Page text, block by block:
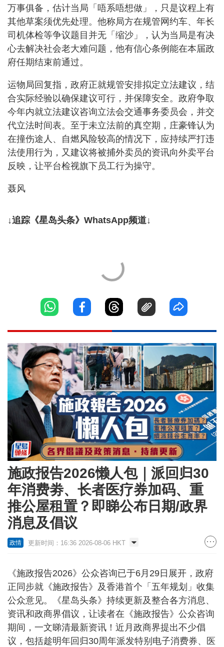
万事俱备，估计当局「唔系唔想做」，只是议程上有
其他草案须优先处理。他称局方在规管网约车、年长
司机体检等争议题目并无「缩沙」，认为当局是有决
心去解决社会老大难问题，他有信心条例能在本届政
府任期结束前通过。
运物局回复指，政府正就规管安排拟定立法建议，结
合实际经验以确保建议可行，并保障安全。政府争取
今年内就立法建议咨询立法会交通事务委员会，并交
代立法时间表。至于未立法前的真空期，庄豪锋认为
在撞伤途人、自燃风险较高的情况下，应持续严打违
法使用行为，又建议将被捕外卖员的资讯向外卖平台
反映，让平台检视旗下员工行为操守。
聂风
↓追踪《星岛头条》WhatsApp频道↓
施政报告2026懒人包｜派回归30
年消费劵、长者医疗券加码、重
推公屋租置？即睇公布日期/政界
消息及倡议
政情 更新时间：16:36 2026-08-06 HKT
《施政报告2026》公众咨询已于6月29日展开，政府
正同步就《施政报告》及香港首个「五年规划」收集
公众意见。《星岛头条》持续更新及整合各方消息、
资讯和政商界倡议，让读者在《施政报告》公众咨询
期间，一文睇清最新资讯！近月政商界提出不少倡
议，包括趁明年回归30周年派发特别电子消费券、医